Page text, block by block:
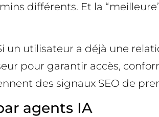
différents. Et la
un utilisateur a déjà une
pour garantir accès,
des signaux SEO de
agents IA